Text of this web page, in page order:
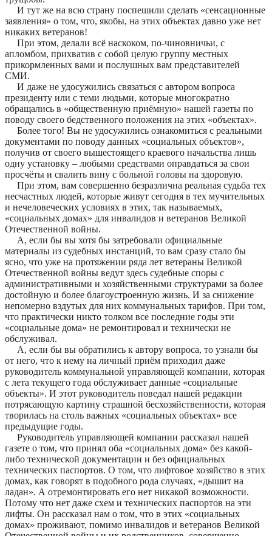
И тут же на всю страну поспешили сделать «сенсационные
заявления» о том, что, якобы, на этих объектах давно уже нет
никаких ветеранов!
При этом, делали всё наскоком, по-чиновничьи, с
апломбом, прихватив с собой целую группу местных
прикормленных вами и послушных вам представителей
СМИ.
И даже не удосужились связаться с автором вопроса
президенту или с теми людьми, которые многократно
обращались в «общественную приёмную» нашей газеты по
поводу своего бедственного положения на этих «объектах».
Более того! Вы не удосужились ознакомиться с реальными
документами по поводу данных «социальных объектов»,
получив от своего вышестоящего краевого начальства лишь
одну установку – любыми средствами оправдаться за свои
просчёты и свалить вину с больной головы на здоровую.
При этом, вам совершенно безразлична реальная судьба тех
несчастных людей, которые живут сегодня в тех мучительных
и нечеловеческих условиях в этих, так называемых,
«социальных домах» для инвалидов и ветеранов Великой
Отечественной войны.
А, если бы вы хотя бы затребовали официальные
материалы из судебных инстанций, то вам сразу стало бы
ясно, что уже на протяжении ряда лет ветераны Великой
Отечественной войны ведут здесь судебные споры с
административными и хозяйственными структурами за более
достойную и более благоустроенную жизнь. И за снижение
непомерно вздутых для них коммунальных тарифов. При том,
что практически никто толком все последние годы эти
«социальные дома» не ремонтировал и технически не
обслуживал.
А, если бы вы обратились к автору вопроса, то узнали бы
от него, что к нему на личный приём приходил даже
руководитель коммунальной управляющей компании, которая
с лета текущего года обслуживает данные «социальные
объекты». И этот руководитель поведал нашей редакции
потрясающую картину страшной бесхозяйственности, которая
творилась на столь важных «социальных объектах» все
предыдущие годы.
Руководитель управляющей компании рассказал нашей
газете о том, что принял оба «социальных дома» без какой-
либо технической документации и без официальных
технических паспортов. О том, что лифтовое хозяйство в этих
домах, как говорят в подобного рода случаях, «дышит на
ладан». А отремонтировать его нет никакой возможности.
Потому что нет даже схем и технических паспортов на эти
лифты. Он рассказал нам о том, что в этих «социальных
домах» проживают, помимо инвалидов и ветеранов Великой